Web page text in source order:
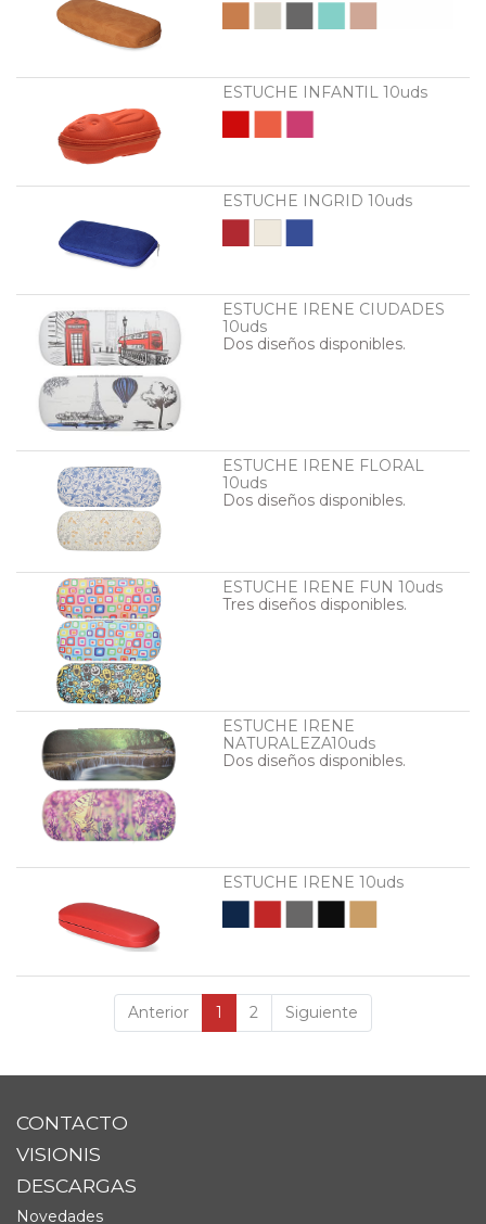
ESTUCHE INFANTIL 10uds
ESTUCHE INGRID 10uds
ESTUCHE IRENE CIUDADES
10uds
Dos diseños disponibles.
ESTUCHE IRENE FLORAL
10uds
Dos diseños disponibles.
ESTUCHE IRENE FUN 10uds
Tres diseños disponibles.
ESTUCHE IRENE
NATURALEZA10uds
Dos diseños disponibles.
ESTUCHE IRENE 10uds
Anterior 1 2 Siguiente
CONTACTO
VISIONIS
DESCARGAS
Novedades